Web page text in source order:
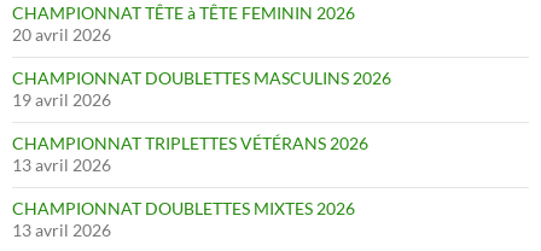
CHAMPIONNAT TÊTE à TÊTE FEMININ 2026
20 avril 2026
CHAMPIONNAT DOUBLETTES MASCULINS 2026
19 avril 2026
CHAMPIONNAT TRIPLETTES VÉTÉRANS 2026
13 avril 2026
CHAMPIONNAT DOUBLETTES MIXTES 2026
13 avril 2026